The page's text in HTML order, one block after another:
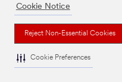
Cookie Notice
Reject Non-Essential Cookies
Cookie Preferences